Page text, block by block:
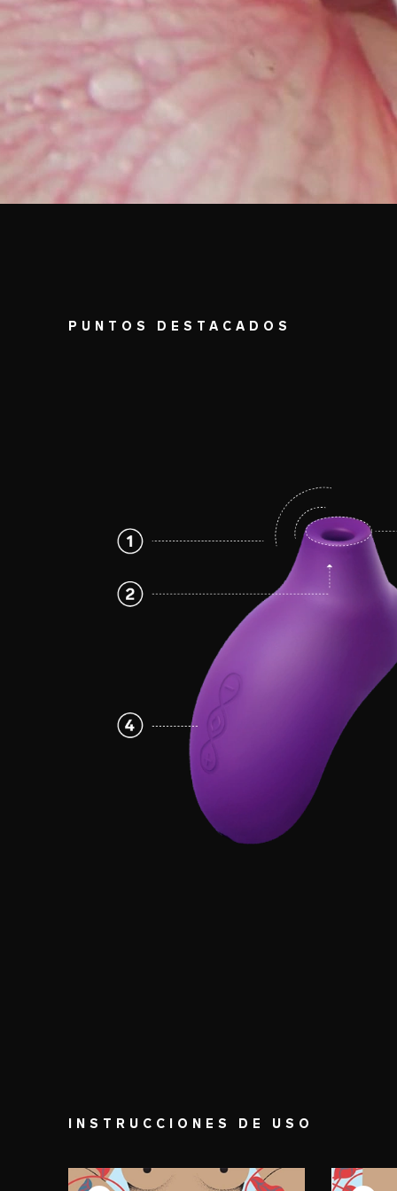
PUNTOS DESTACADOS
INSTRUCCIONES DE USO
PASO 1